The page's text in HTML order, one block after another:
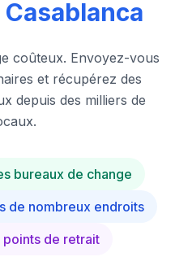
Casablanca
coûteux. Envoyez-vous
et récupérez des
depuis des milliers de
bureaux de change
de nombreux endroits
points de retrait